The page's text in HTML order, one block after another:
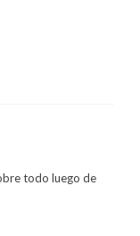
todo luego de